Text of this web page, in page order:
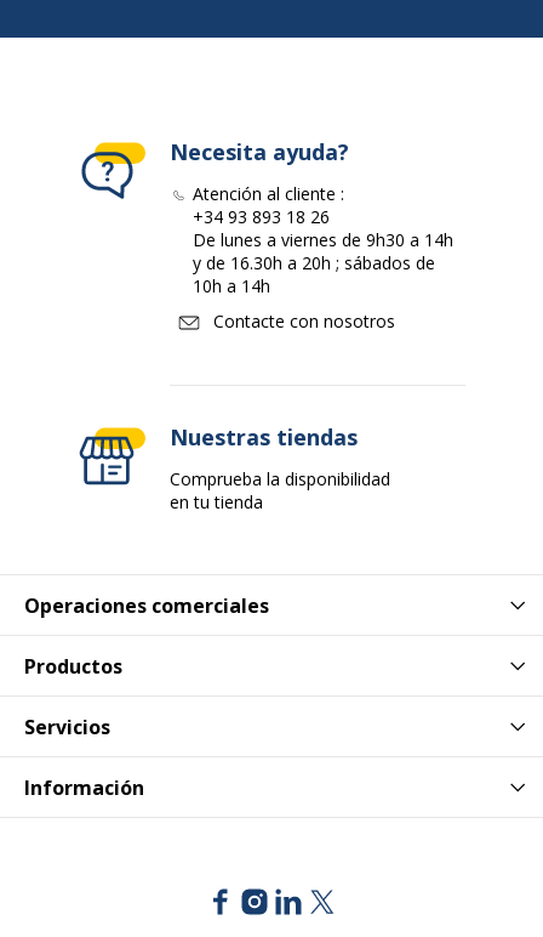
Operaciones comerciales
Productos
Servicios
Información
Necesita ayuda?
Atención al cliente :
+34 93 893 18 26
De lunes a viernes de 9h30 a 14h
y de 16.30h a 20h ; sábados de
10h a 14h
Contacte con nosotros
Nuestras tiendas
Comprueba la disponibilidad
en tu tienda